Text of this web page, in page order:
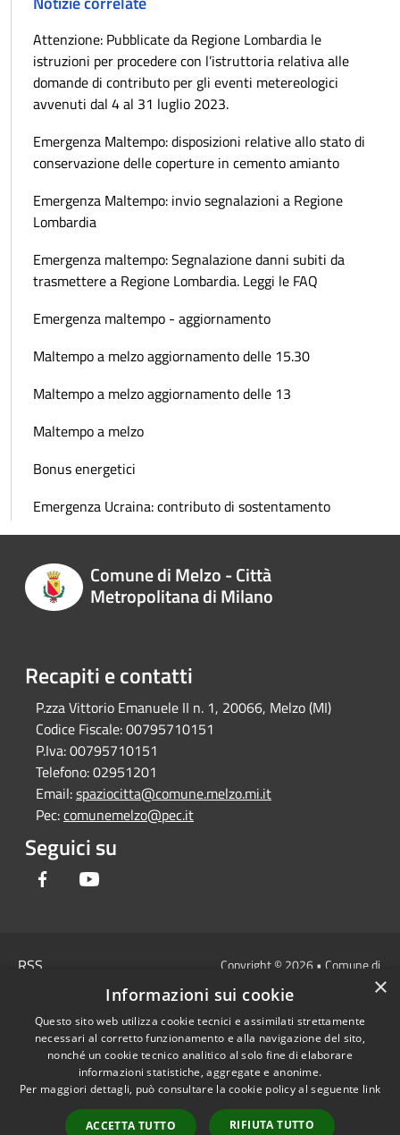
Attenzione: Pubblicate da Regione Lombardia le
istruzioni per procedere con l’istruttoria relativa alle
domande di contributo per gli eventi metereologici
avvenuti dal 4 al 31 luglio 2023.
Emergenza Maltempo: disposizioni relative allo stato di
conservazione delle coperture in cemento amianto
Emergenza Maltempo: invio segnalazioni a Regione
Lombardia
Emergenza maltempo: Segnalazione danni subiti da
trasmettere a Regione Lombardia. Leggi le FAQ
Emergenza maltempo - aggiornamento
Maltempo a melzo aggiornamento delle 15.30
Maltempo a melzo aggiornamento delle 13
Maltempo a melzo
Bonus energetici
Emergenza Ucraina: contributo di sostentamento
Comune di Melzo - Città
Metropolitana di Milano
Recapiti e contatti
P.zza Vittorio Emanuele II n. 1, 20066, Melzo (MI)
Codice Fiscale:00795710151
P.Iva:00795710151
Telefono:02951201
Email:spaziocitta@comune.melzo.mi.it
Pec:comunemelzo@pec.it
Seguici su
Facebook
RSS
Cookie
Mappa del sito
Area Interna
Dichiarazione di
accessibilità e/o
Copyright © 2026 • Comune di
Melzo - Città Metropolitana di
Milano • Powered by
Municipium•Accesso
redazione
×
Informazioni sui cookie
Questo sito web utilizza cookie tecnici e assimilati strettamente
necessari al corretto funzionamento e alla navigazione del sito,
nonché un cookie tecnico analitico al solo fine di elaborare
informazioni statistiche, aggregate e anonime.
Per maggiori dettagli, può consultare la cookie policy al seguente link
ACCETTA TUTTO RIFIUTA TUTTO